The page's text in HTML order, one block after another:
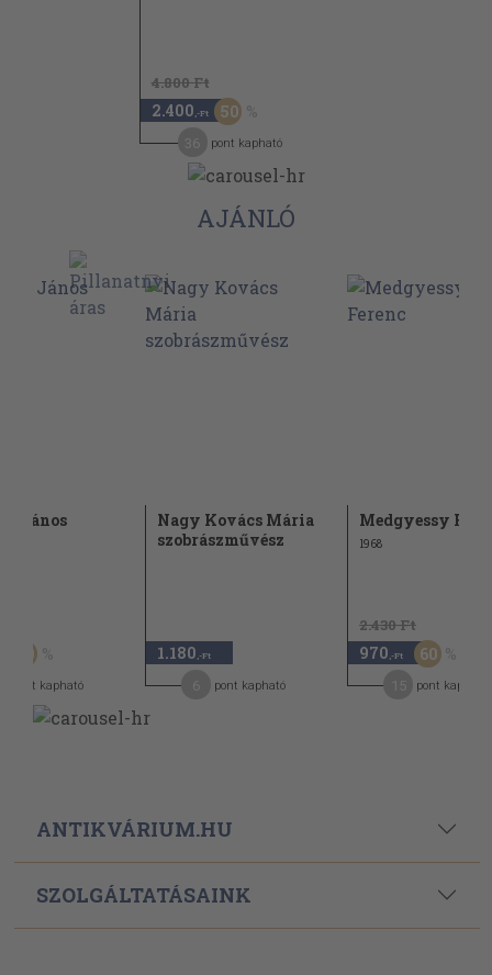
4.800 Ft
2.400 ,-Ft 50
pont kapható
AJÁNLÓ
János
50
pont kapható
Nagy Kovács Mária
szobrászművész
1.180 ,-Ft
pont kapható
Medgyessy
1968
2.430 Ft
970 ,-Ft 60
pont kapható
ANTIKVÁRIUM.HU
SZOLGÁLTATÁSAINK